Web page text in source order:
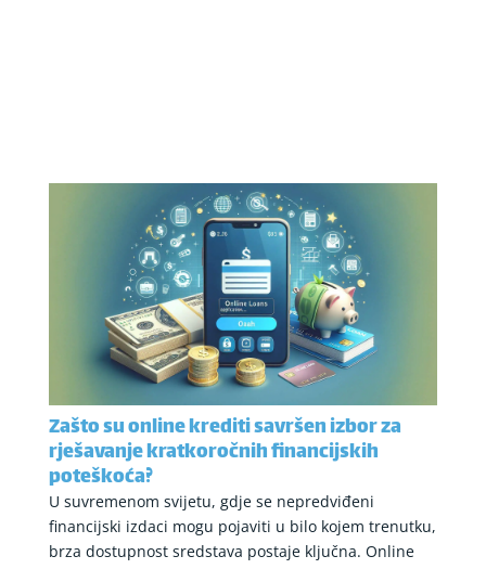
Zašto su online krediti savršen izbor za
rješavanje kratkoročnih financijskih
poteškoća?
U suvremenom svijetu, gdje se nepredviđeni
financijski izdaci mogu pojaviti u bilo kojem trenutku,
brza dostupnost sredstava postaje ključna. Online